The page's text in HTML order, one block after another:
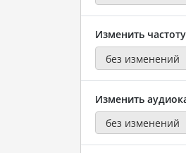
Изменить
Изменить